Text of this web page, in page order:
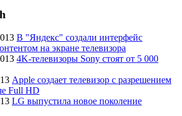
В "Яндекс" создали интерфейс
на экране телевизора
4K-телевизоры Sony стоят от 5 000
Apple создает телевизор с разрешением
Full HD
LG выпустила новое поколение